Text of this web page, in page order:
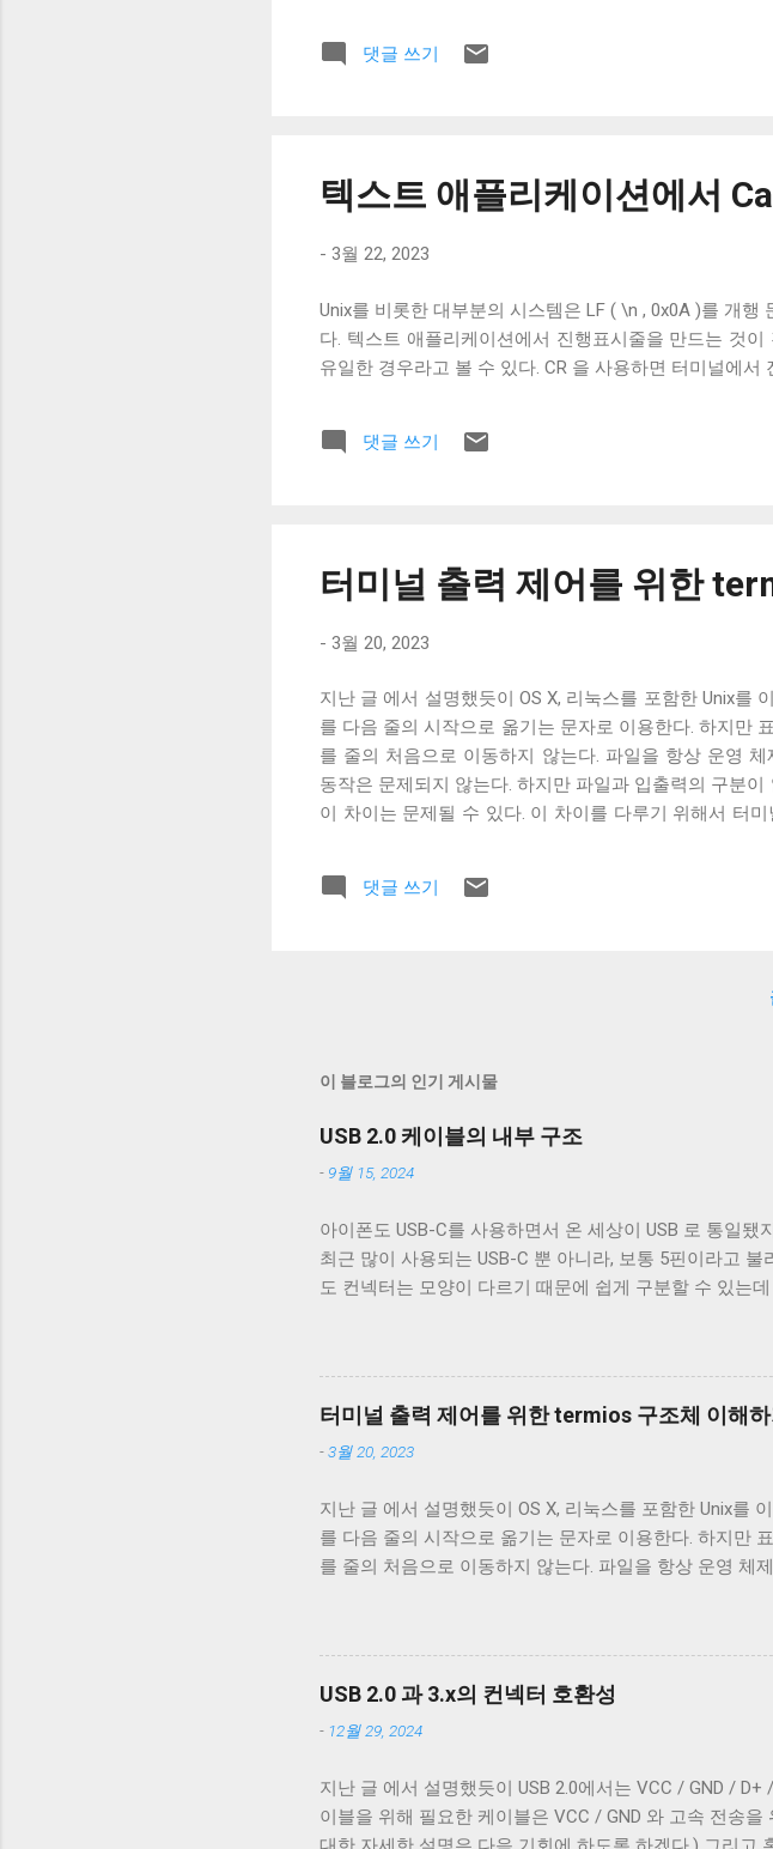
라미터로 받는 G로 끝나는 CSI sequence를 의미하고
댓글 쓰기
텍스트 애플리케이션에서
- 3월 22, 2023
Unix를 비롯한 대부분의 시스템은 LF ( \n , 0x0A )를 개
다. 텍스트 애플리케이션에서 진행표시줄을 만드는 것
유일한 경우라고 볼 수 있다. CR 을 사용하면 터미널에서
댓글 쓰기
터미널 출력 제어를 위한
- 3월 20, 2023
지난 글 에서 설명했듯이 OS X, 리눅스를 포함한 Unix를
를 다음 줄의 시작으로 옮기는 문자로 이용한다. 하지만
를 줄의 처음으로 이동하지 않는다. 파일을 항상 운영
동작은 문제되지 않는다. 하지만 파일과 입출력의 구분
이 차이는 문제될 수 있다. 이 차이를 다루기 위해서 터
리를 할지에 대한 플래그다. c_oflag에서 가장 중요한 플
래그로 OPOST 가 꺼져있으면 다른 플래그와 상관없이
면 터미널은 출력을 해석할 때 NL 을 CRNL 로 해석한다
Mac OS 처럼 동작하게 해주는 OCRNL 플래그나 탭문자(
댓글 쓰기
이 블로그의 인기 게시물
USB 2.0 케이블의 내부 구조
- 9월 15, 2024
아이폰도 USB-C를 사용하면서 온 세상이 USB 로 통일
최근 많이 사용되는 USB-C 뿐 아니라, 보통 5핀이라고
도 컨넥터는 모양이 다르기 때문에 쉽게 구분할 수 있는
번 글에서는 USB 2.0 케이블의 내부를 통해 USB 케이
폐 위 사진은 집에서 돌아다니던 A - Micro-B USB 2.0 케
알 수 있다. 이 선들은 금속 선이지만 전선은 아니다. 이
속 선을 벗겨야 나온다. 이번에 자른 케이블에는 두 종류
도체의 가닥으로 이루어져 있다. 전자는 보통 호일 차폐
수 전자기파를 차단하는 것에 효과적이고, 호일 차폐가
케이블은 이 두 차폐를 사용하는 것이 필수적이고, 그 외
케이블을 쓰지 않는 한 요즘은 USB 2.0 케이블에도 이 두
터미널 출력 제어를 위한 termios 구조체 이해하
-3월 20, 2023
지난 글 에서 설명했듯이 OS X, 리눅스를 포함한 Unix를
를 다음 줄의 시작으로 옮기는 문자로 이용한다. 하지만
를 줄의 처음으로 이동하지 않는다. 파일을 항상 운영 체
이 차이는 문제될 수 있다. 이 차이를 다루기 위해서 터
래그가 POSIX.1 표준이 정의 하는 termios 구조체의
리를 할지에 대한 플래그다. c_oflag에서 가장 중요한 플
래그로 OPOST 가 꺼져있으면 다른 플래그와 상관없이
거의 없다. 하지만 터미널을 텍스트를 보여주기 위한 용
면 터미널은 출력을 해석할 때 NL 을 CRNL 로 해석한다.
처음으로 이동하는 것이 아닌, 현재 위치의 다음 줄로 이
USB 2.0 과 3.x의 컨넥터 호환성
- 12월 29, 2024
지난 글 에서 설명했듯이 USB 2.0에서는 VCC / GND /
이블을 위해 필요한 케이블은 VCC / GND 와 고속 전송을